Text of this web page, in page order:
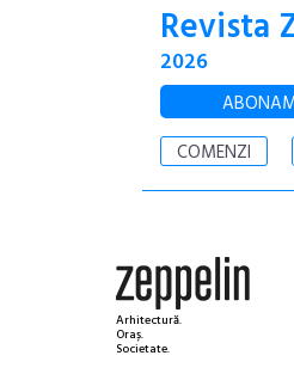
Revista
2026
COMENZI
Arhitectură.
Oraș.
Societate.